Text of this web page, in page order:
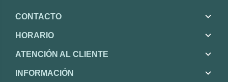
CONTACTO
HORARIO
ATENCIÓN AL CLIENTE
INFORMACIÓN